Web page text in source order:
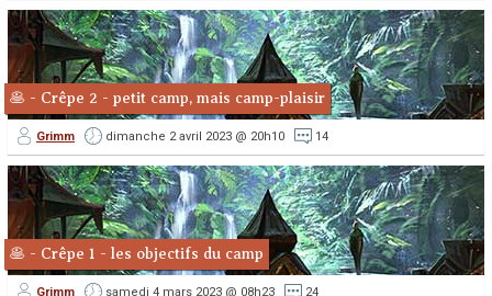
🥞 - Crêpe 2 - petit camp, mais camp-plaisir
Grimm dimanche 2 avril 2023 @ 20h10 14
🥞 - Crêpe 1 - les objectifs du camp
Grimm samedi 4 mars 2023 @ 08h23 24